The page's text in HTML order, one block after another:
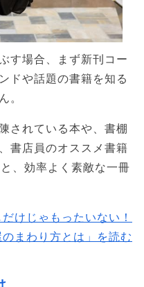
す場合、まず新刊コー
ドや話題の書籍を知る
。
されている本や、書棚
書店員のオススメ書籍
、効率よく素敵な一冊
けじゃもったいない！
のまわり方とは」を読む